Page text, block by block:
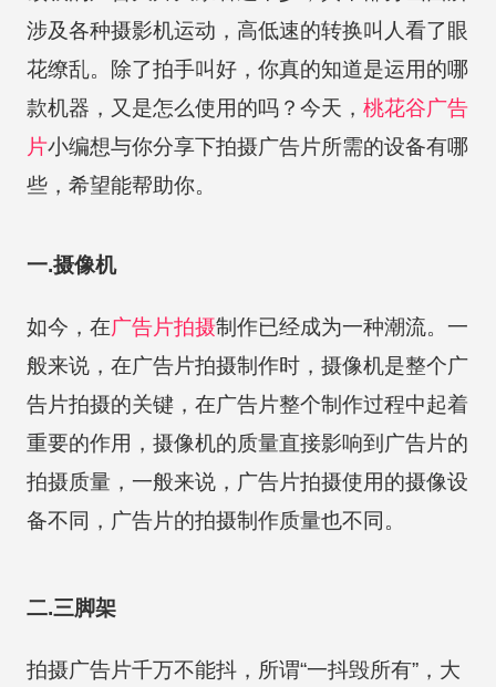
涉及各种摄影机运动，高低速的转换叫人看了眼
花缭乱。除了拍手叫好，你真的知道是运用的哪
款机器，又是怎么使用的吗？今天， 桃花谷广告
片小编想与你分享下拍摄广告片所需的设备有哪
些，希望能帮助你。
一.摄像机
如今，在广告片拍摄制作已经成为一种潮流。一
般来说，在广告片拍摄制作时，摄像机是整个广
告片拍摄的关键，在广告片整个制作过程中起着
重要的作用，摄像机的质量直接影响到广告片的
拍摄质量，一般来说，广告片拍摄使用的摄像设
备不同，广告片的拍摄制作质量也不同。
二.三脚架
拍摄广告片千万不能抖，所谓“一抖毁所有”，大